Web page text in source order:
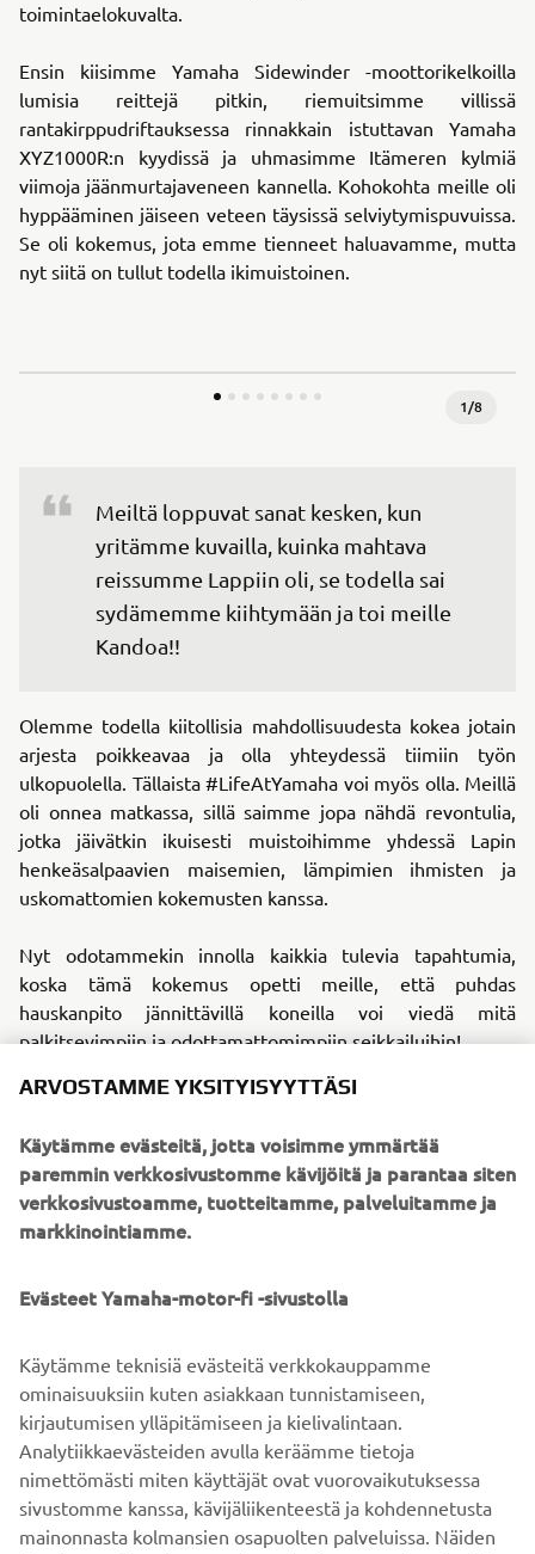
toimintaelokuvalta.
Ensin kiisimme Yamaha Sidewinder -moottorikelkoilla
lumisia reittejä pitkin, riemuitsimme villissä
rantakirppudriftauksessa rinnakkain istuttavan Yamaha
XYZ1000R:n kyydissä ja uhmasimme Itämeren kylmiä
viimoja jäänmurtajaveneen kannella. Kohokohta meille oli
hyppääminen jäiseen veteen täysissä selviytymispuvuissa.
Se oli kokemus, jota emme tienneet haluavamme, mutta
nyt siitä on tullut todella ikimuistoinen.
1/8
Meiltä loppuvat sanat kesken, kun
yritämme kuvailla, kuinka mahtava
reissumme Lappiin oli, se todella sai
sydämemme kiihtymään ja toi meille
Kandoa!!
Olemme todella kiitollisia mahdollisuudesta kokea jotain
arjesta poikkeavaa ja olla yhteydessä tiimiin työn
ulkopuolella. Tällaista #LifeAtYamaha voi myös olla. Meillä
oli onnea matkassa, sillä saimme jopa nähdä revontulia,
jotka jäivätkin ikuisesti muistoihimme yhdessä Lapin
henkeäsalpaavien maisemien, lämpimien ihmisten ja
uskomattomien kokemusten kanssa.
Nyt odotammekin innolla kaikkia tulevia tapahtumia,
koska tämä kokemus opetti meille, että puhdas
hauskanpito jännittävillä koneilla voi viedä mitä
palkitsevimpiin ja odottamattomimpiin seikkailuihin!
Destination Yamaha Motor
©Yamaha Motor Europe N.V. / Yamaha Motor Co., Ltd.
koskaan käyttää kaupallisiin tai muihin tarkoituksiin ilman
Ltd:n nimenomaista kirjallista lupaa.
Aja aina turvallisesti ja noudata paikallisia
nopeusrajoituksia ja lakeja.
ARVOSTAMME YKSITYISYYTTÄSI
Käytämme evästeitä, jotta voisimme ymmärtää
paremmin verkkosivustomme kävijöitä ja parantaa siten
verkkosivustoamme, tuotteitamme, palveluitamme ja
markkinointiamme.
Evästeet Yamaha-motor-fi -sivustolla
Käytämme teknisiä evästeitä verkkokauppamme
ominaisuuksiin kuten asiakkaan tunnistamiseen,
kirjautumisen ylläpitämiseen ja kielivalintaan.
Analytiikkaevästeiden avulla keräämme tietoja
nimettömästi miten käyttäjät ovat vuorovaikutuksessa
sivustomme kanssa, kävijäliikenteestä ja kohdennetusta
mainonnasta kolmansien osapuolten palveluissa. Näiden